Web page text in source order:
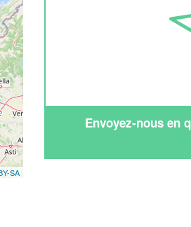
SA
Envoyez-nous en